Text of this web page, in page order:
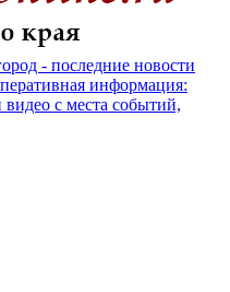
- последние новости
информация:
с места событий,